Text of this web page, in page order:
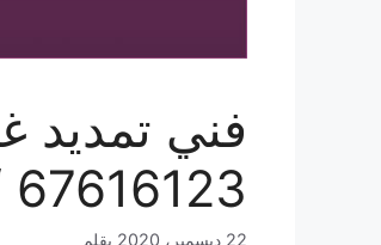
فني تمديد
67616123 / تركيب تمديد الغاز المركزي
22 ديسمبر، 2020 بقلم